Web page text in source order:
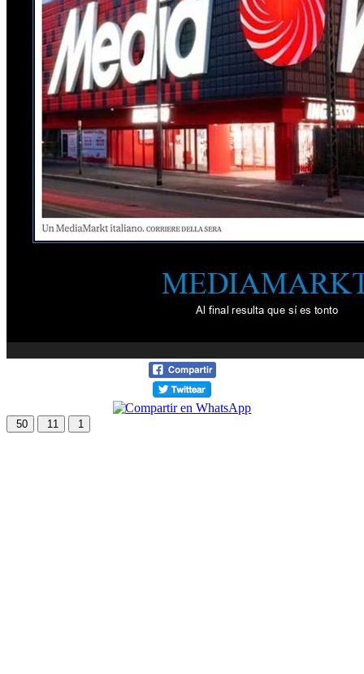
50 11 1